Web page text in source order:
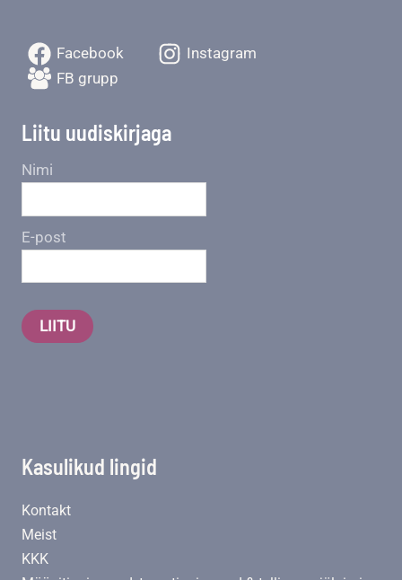
Facebook
Instagram
FB grupp
Liitu uudiskirjaga
Nimi
E-post
LIITU
Kasulikud lingid
Kontakt
Meist
KKK